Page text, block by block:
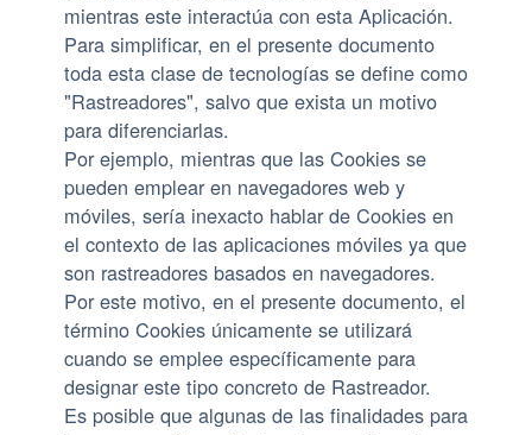
mientras este interactúa con esta Aplicación.
Para simplificar, en el presente documento
toda esta clase de tecnologías se define como
"Rastreadores", salvo que exista un motivo
para diferenciarlas.
Por ejemplo, mientras que las Cookies se
pueden emplear en navegadores web y
móviles, sería inexacto hablar de Cookies en
el contexto de las aplicaciones móviles ya que
son rastreadores basados en navegadores.
Por este motivo, en el presente documento, el
término Cookies únicamente se utilizará
cuando se emplee específicamente para
designar este tipo concreto de Rastreador.
Es posible que algunas de las finalidades para